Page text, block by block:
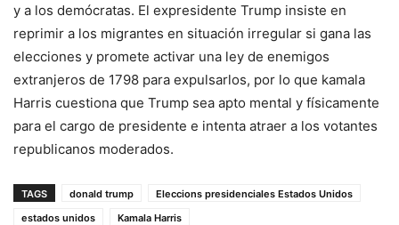
y a los demócratas. El expresidente Trump insiste en
reprimir a los migrantes en situación irregular si gana las
elecciones y promete activar una ley de enemigos
extranjeros de 1798 para expulsarlos, por lo que kamala
Harris cuestiona que Trump sea apto mental y físicamente
para el cargo de presidente e intenta atraer a los votantes
republicanos moderados.
TAGS donald trump
Eleccions presidenciales Estados Unidos
estados unidos
Kamala Harris